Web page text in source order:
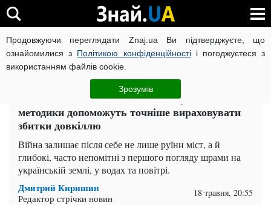
Продовжуючи переглядати Znaj.ua Ви підтверджуєте, що
ознайомилися з Політикою конфіденційностіі погоджуєтеся з
використанням файлів cookie.
Зрозумів
ВІЙНА РОСІЇ ПРОТИ УКРАЇНИ КОРОНАВІРУС В УКРАЇНІ
Суспільство ЧИТАТЬ НА РУССКОМ
Євгеній Медведовський: Нові європейські
методики допоможуть точніше вираховувати
збитки довкіллю
Війна залишає після себе не лише руїни міст, а й
глибокі, часто непомітні з першого погляду шрами на
українській землі, у водах та повітрі.
Дмитрий Киришин
Редактор стрічки новин 18 травня, 20:55